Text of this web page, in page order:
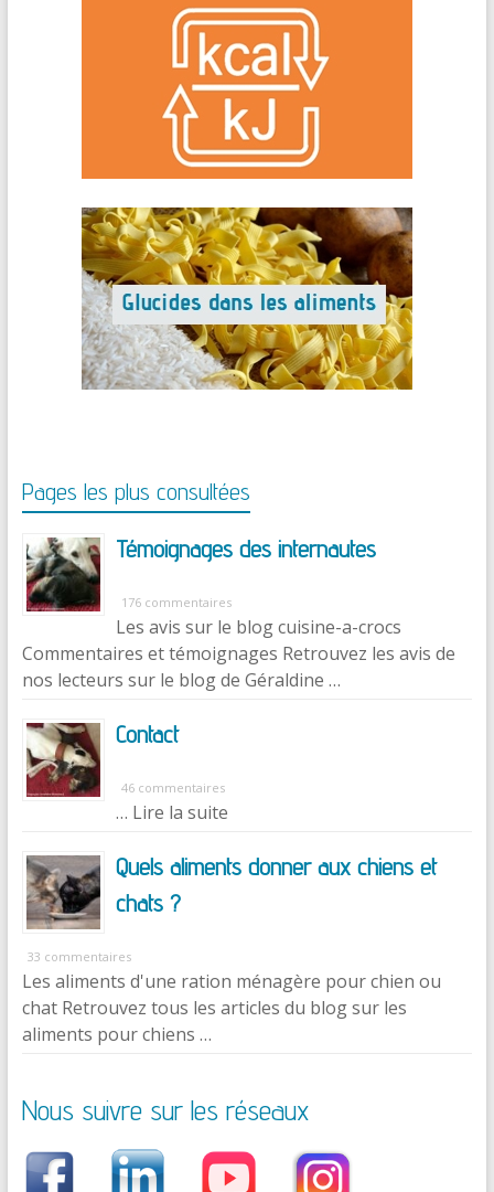
Pages les plus consultées
Témoignages des internautes
176 commentaires
Les avis sur le blog cuisine-a-crocs
Commentaires et témoignages Retrouvez les avis de
nos lecteurs sur le blog de Géraldine …
Contact
46 commentaires
… Lire la suite
Quels aliments donner aux chiens et
chats ?
33 commentaires
Les aliments d'une ration ménagère pour chien ou
chat Retrouvez tous les articles du blog sur les
aliments pour chiens …
Nous suivre sur les réseaux